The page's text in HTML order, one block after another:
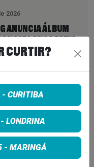
2026
ANUNCIA ÁLBUM
E LANÇA FAIXA
QUE ANTECIPA
COM OS CHROME
2026
EMPRESÁRIO DO
BIZKIT E SMASHING
MORRE AOS 69 ANOS
2026
CURTIR?
- CURITIBA
LONDRINA
- MARINGÁ